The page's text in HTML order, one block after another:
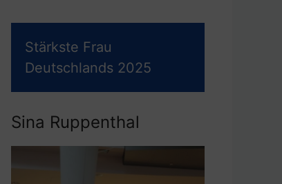
Stärkste Frau
Deutschlands 2025
Sina Ruppenthal